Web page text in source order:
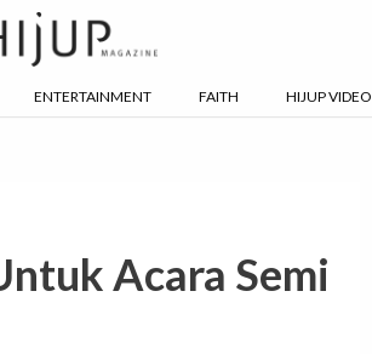
ENTERTAINMENT FAITH HIJUP VIDEO
Acara Semi